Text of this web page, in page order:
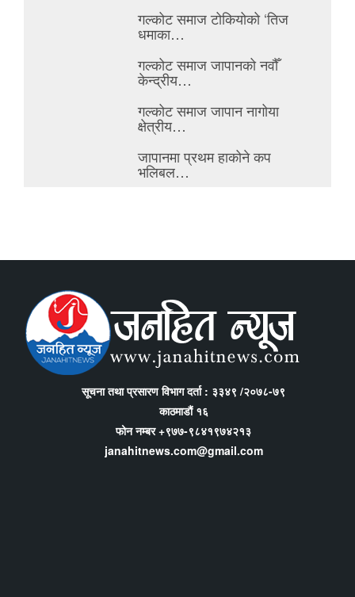
गल्कोट समाज टोकियोको ‘तिज
धमाका…
गल्कोट समाज जापानको नवौँ
केन्द्रीय…
गल्कोट समाज जापान नागोया
क्षेत्रीय…
जापानमा प्रथम हाकोने कप
भलिबल…
सूचना तथा प्रसारण विभाग दर्ता : ३३४९ /२०७८-७९
काठमाडौं १६
फोन नम्बर +९७७-९८४१९७४२१३
janahitnews.com@gmail.com